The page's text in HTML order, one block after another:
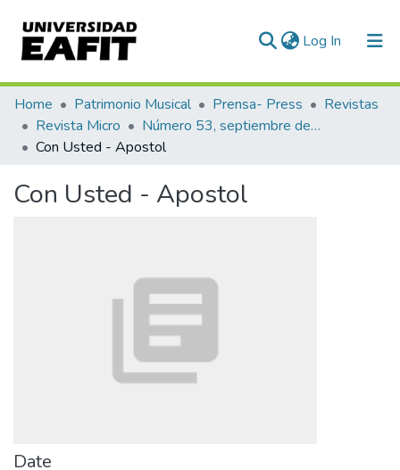
Log In (current)
Communities & Collections
All of DSpace
Home Patrimonio Musical Prensa- Press
Revistas
Revista Micro
Número 53, septiembre de 1943
Con Usted - Apostol
Con Usted - Apostol
Date